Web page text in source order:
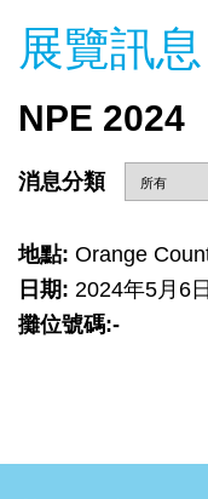
展覽訊息
NPE 2024
消息分類
地點: Orange
日期: 2024年5月6
攤位號碼:-